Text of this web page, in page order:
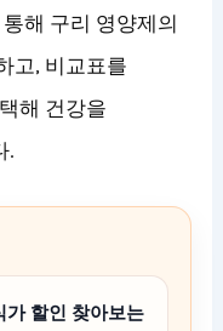
해 구리 영양제의
고, 비교표를
해 건강을
.
가 할인 찾아보는